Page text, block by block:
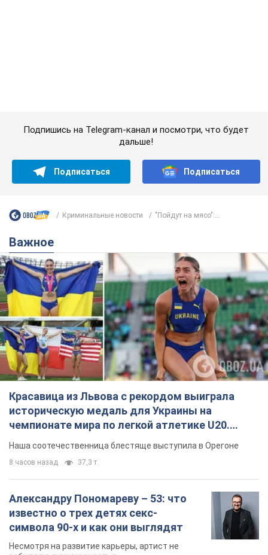
историческую медаль для Украины на
чемпионате мира по легкой атлетике U20.
Видео
Наша соотечественница блестяще выступила в Орегоне
8 часов назад 37,3 т.
Александру Пономареву – 53: что
известно о трех детях секс-
символа 90-х и как они выглядят
Несмотря на развитие карьеры, артист не
В ПриватБанке рассказали,
действительны ли доллары 1996
принимают старые доллары
9.08.2026 02:20 90,3 т.